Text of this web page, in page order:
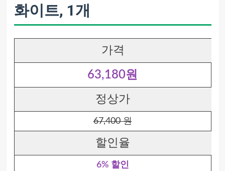
화이트, 1개
가격
63,180원
정상가
67,400 원
할인율
6% 할인